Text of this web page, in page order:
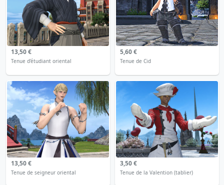
13,50 €
Tenue d'étudiant oriental
5,60 €
Tenue de Cid
13,50 €
Tenue de seigneur oriental
3,50 €
Tenue de la Valention (tablier)